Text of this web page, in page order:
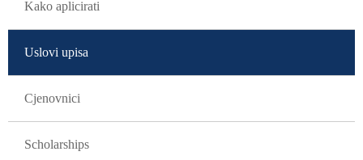
Kako aplicirati
Uslovi upisa
Cjenovnici
Scholarships